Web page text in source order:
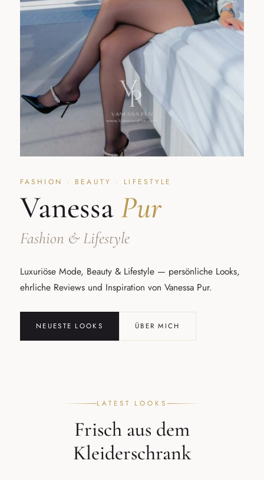
FASHION · BEAUTY · LIFESTYLE
VanessaPur
Fashion & Lifestyle
Luxuriöse Mode, Beauty & Lifestyle — persönliche Looks,
ehrliche Reviews und Inspiration von Vanessa Pur.
NEUESTE LOOKS ÜBER MICH
LATEST LOOKS
Frisch aus dem
Kleiderschrank